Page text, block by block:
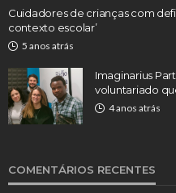
Cuidadores de crianças com
contexto escolar’
5 anos atrás
Imaginarius
voluntariado
4 anos atrás
COMENTÁRIOS RECENTES